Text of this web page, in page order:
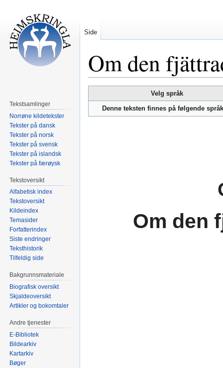
Om den
til
navigering
til
Velg språk
Denne teksten finnes på følgende
Om den
Side
Tekstsamlinger
Norrøne kildetekster
Tekster på dansk
Tekster på norsk
Tekster på svensk
Tekster på islandsk
Tekster på færøysk
Tekstoversikt
Alfabetisk index
Tekstoversikt
Kildeindex
Temasider
Forfatterindex
Siste endringer
Teksthistorik
Tilfeldig side
Bakgrunnsmateriale
Biografisk oversikt
Skjaldeoversikt
Artikler og bokomtaler
Andre tjenester
E-Bibliotek
Bildearkiv
Kartarkiv
Bøger